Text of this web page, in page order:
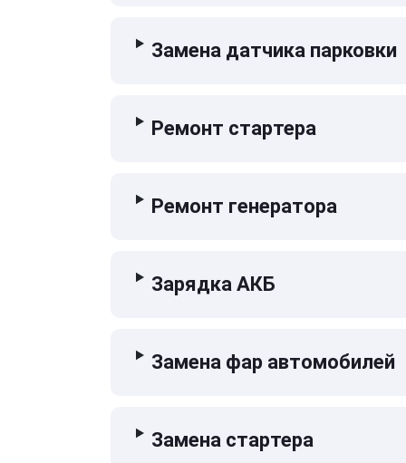
Замена датчика парковки
Ремонт стартера
Ремонт генератора
Зарядка АКБ
Замена фар автомобилей
Замена стартера